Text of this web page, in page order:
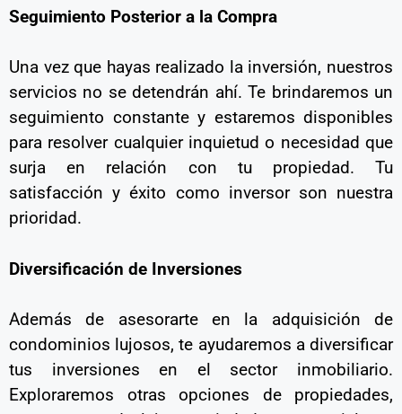
Seguimiento Posterior a la Compra
Una vez que hayas realizado la inversión, nuestros
servicios no se detendrán ahí. Te brindaremos un
seguimiento constante y estaremos disponibles
para resolver cualquier inquietud o necesidad que
surja en relación con tu propiedad. Tu
satisfacción y éxito como inversor son nuestra
prioridad.
Diversificación de Inversiones
Además de asesorarte en la adquisición de
condominios lujosos, te ayudaremos a diversificar
tus inversiones en el sector inmobiliario.
Exploraremos otras opciones de propiedades,